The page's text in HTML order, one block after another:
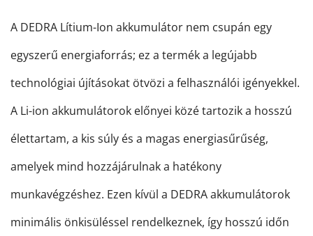
A DEDRA Lítium-Ion akkumulátor nem csupán egy
egyszerű energiaforrás; ez a termék a legújabb
technológiai újításokat ötvözi a felhasználói igényekkel.
A Li-ion akkumulátorok előnyei közé tartozik a hosszú
élettartam, a kis súly és a magas energiasűrűség,
amelyek mind hozzájárulnak a hatékony
munkavégzéshez. Ezen kívül a DEDRA akkumulátorok
minimális önkisüléssel rendelkeznek, így hosszú időn